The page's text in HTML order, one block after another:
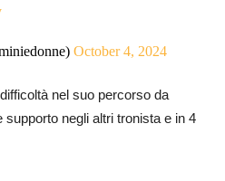
October 4, 2024
nel suo percorso da
negli altri tronista e in 4